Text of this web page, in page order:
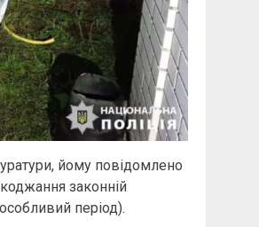
йому повідомлено
законній
період).